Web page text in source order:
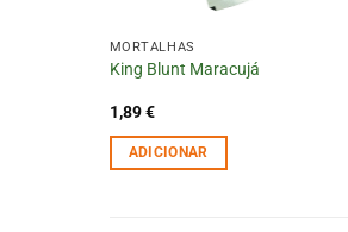
MORTALHAS
King Blunt Maracujá
1,89€
ADICIONAR